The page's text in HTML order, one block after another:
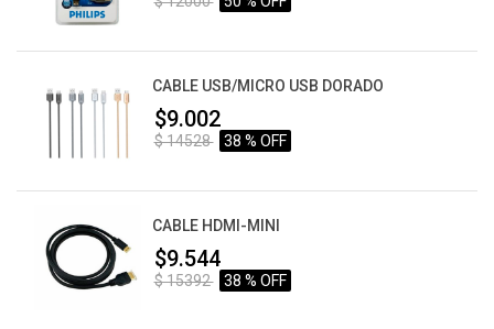
CABLE USB/MICRO USB DORADO
$9.002
$ 14528 38 % OFF
CABLE HDMI-MINI
$9.544
$ 15392 38 % OFF